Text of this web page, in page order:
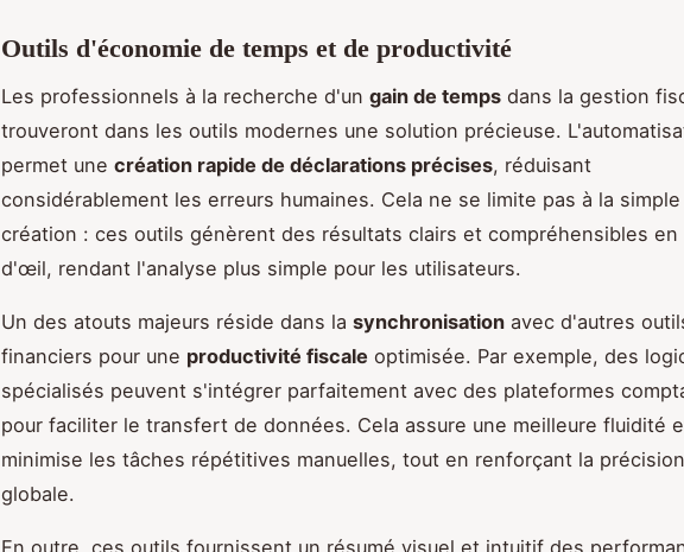
Outils d'économie de temps et de productivité
Les professionnels à la recherche d'un gain de temps dans la gestion
trouveront dans les outils modernes une solution précieuse.
permet une création rapide de déclarations précises, réduisant
considérablement les erreurs humaines. Cela ne se limite pas à la simple
création : ces outils génèrent des résultats clairs et compréhensibles en
d'œil, rendant l'analyse plus simple pour les utilisateurs.
Un des atouts majeurs réside dans la synchronisation avec d'autres
financiers pour une productivité fiscale optimisée. Par exemple, des
spécialisés peuvent s'intégrer parfaitement avec des plateformes
pour faciliter le transfert de données. Cela assure une meilleure fluidité
minimise les tâches répétitives manuelles, tout en renforçant la précision
globale.